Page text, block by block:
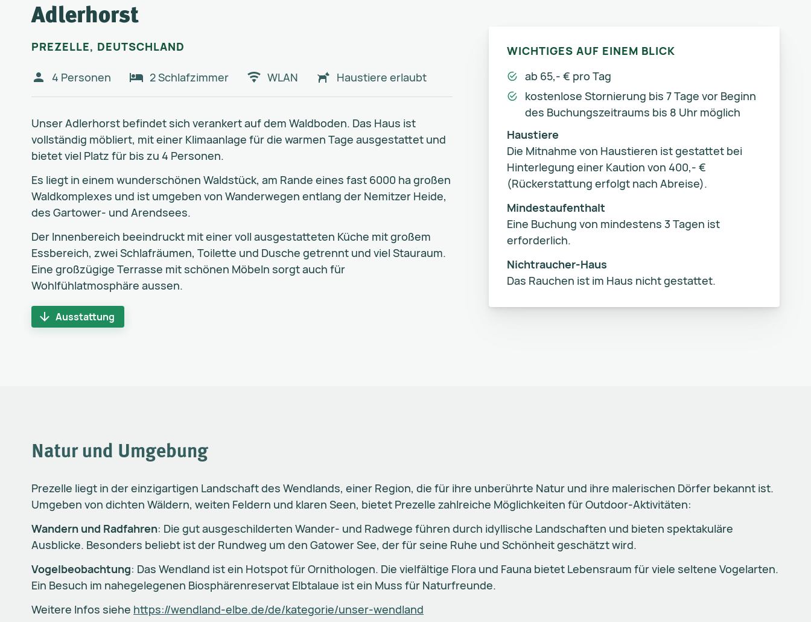
Adlerhorst
PREZELLE, DEUTSCHLAND
4 Personen 2 Schlafzimmer WLAN Haustiere erlaubt
Unser Adlerhorst befindet sich verankert auf dem Waldboden. Das Haus ist
vollständig möbliert, mit einer Klimaanlage für die warmen Tage ausgestattet und
bietet viel Platz für bis zu 4 Personen.
Es liegt in einem wunderschönen Waldstück, am Rande eines fast 6000 ha großen
Waldkomplexes und ist umgeben von Wanderwegen entlang der Nemitzer Heide,
des Gartower- und Arendsees.
Der Innenbereich beeindruckt mit einer voll ausgestatteten Küche mit großem
Essbereich, zwei Schlafräumen, Toilette und Dusche getrennt und viel Stauraum.
Eine großzügige Terrasse mit schönen Möbeln sorgt auch für
Wohlfühlatmosphäre aussen.
Ausstattung
WICHTIGES AUF EINEM BLICK
ab 65,- € pro Tag
kostenlose Stornierung bis 7 Tage vor Beginn
des Buchungszeitraums bis 8 Uhr möglich
Haustiere
Die Mitnahme von Haustieren ist gestattet bei
Hinterlegung einer Kaution von 400,- €
(Rückerstattung erfolgt nach Abreise).
Mindestaufenthalt
Eine Buchung von mindestens 3 Tagen ist
erforderlich.
Nichtraucher-Haus
Das Rauchen ist im Haus nicht gestattet.
Natur und Umgebung
Prezelle liegt in der einzigartigen Landschaft des Wendlands, einer Region, die für ihre unberührte Natur und ihre malerischen Dörfer bekannt ist.
Umgeben von dichten Wäldern, weiten Feldern und klaren Seen, bietet Prezelle zahlreiche Möglichkeiten für Outdoor-Aktivitäten:
Wandern und Radfahren: Die gut ausgeschilderten Wander- und Radwege führen durch idyllische Landschaften und bieten spektakuläre
Ausblicke. Besonders beliebt ist der Rundweg um den Gatower See, der für seine Ruhe und Schönheit geschätzt wird.
Vogelbeobachtung: Das Wendland ist ein Hotspot für Ornithologen. Die vielfältige Flora und Fauna bietet Lebensraum für viele seltene Vogelarten.
Ein Besuch im nahegelegenen Biosphärenreservat Elbtalaue ist ein Muss für Naturfreunde.
Weitere Infos siehe https://wendland-elbe.de/de/kategorie/unser-wendland